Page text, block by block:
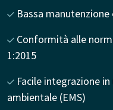
Bassa
Conformità alle
1:2015
Facile integrazione
ambientale (EMS)